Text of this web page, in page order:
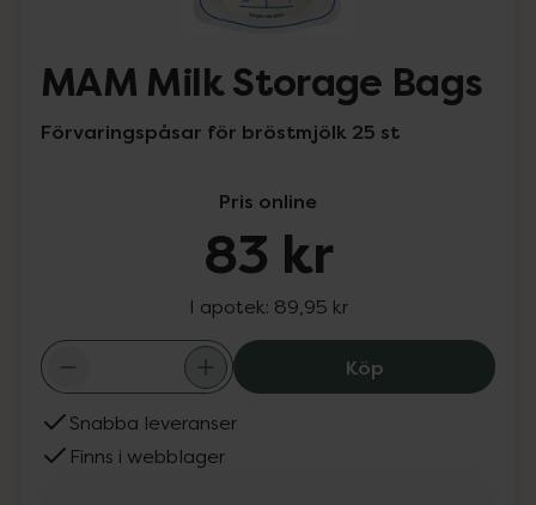
MAM Milk Storage Bags
Förvaringspåsar för bröstmjölk 25 st
Pris online
83 kr
I apotek: 89,95 kr
KöpMAM Milk
Snabba leveranser
Finns i webblager